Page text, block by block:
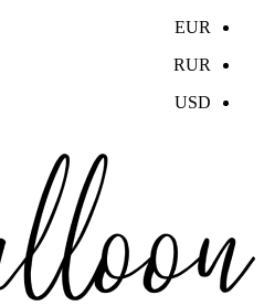
EUR
RUR
USD